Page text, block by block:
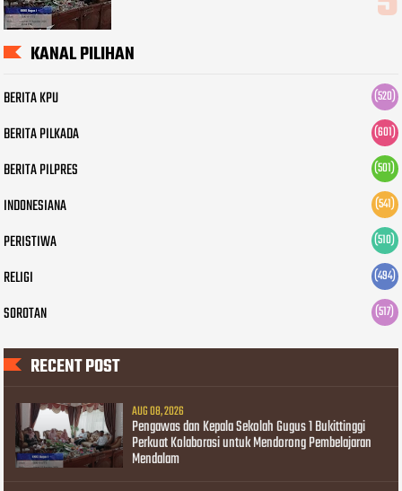
KANAL PILIHAN
BERITA KPU (520)
BERITA PILKADA (601)
BERITA PILPRES (501)
INDONESIANA (541)
PERISTIWA (510)
RELIGI (494)
SOROTAN (517)
RECENT POST
AUG 08, 2026
Pengawas dan Kepala Sekolah Gugus 1 Bukittinggi
Perkuat Kolaborasi untuk Mendorong Pembelajaran
Mendalam